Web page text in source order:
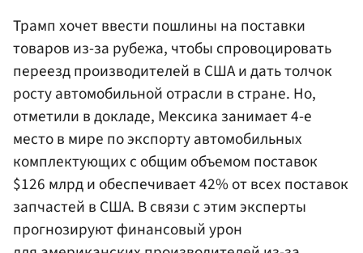
Трамп хочет ввести пошлины на поставки
товаров из-за рубежа, чтобы спровоцировать
переезд производителей в США и дать толчок
росту автомобильной отрасли в стране. Но,
отметили в докладе, Мексика занимает 4-е
место в мире по экспорту автомобильных
комплектующих с общим объемом поставок
$126 млрд и обеспечивает 42% от всех поставок
запчастей в США. В связи с этим эксперты
прогнозируют финансовый урон